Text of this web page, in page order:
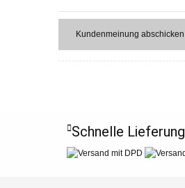
Kundenmeinung abschicken
Schnelle Lieferung